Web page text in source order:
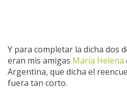
Y para completar la dicha dos
eran mis amigas Maria Helena
Argentina, que dicha el
fuera tan corto.